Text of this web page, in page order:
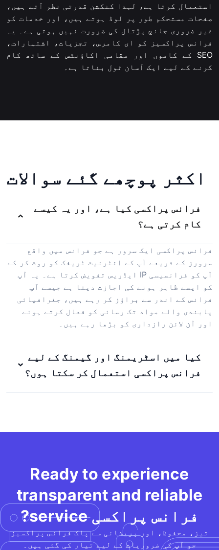
استعمال کرتا ہے، لہذا کنکشن قدرتی نظر آتے ہیں،
صفحات مستحکم طور پر لوڈ ہوتے ہیں، اور خدمات کو
غیر ضروری جانچ پڑتال کی ضرورت نہیں ہوتی ہے۔ یہ
فرانس پراکسیز کو ای کامرس، تجزیات، اشتہارات،
SEO کے کاموں اور مقامی اکاؤنٹس کے ساتھ کام
کرنے کے لیے ایک آسان ٹول بناتا ہے۔
اکثر پوچھے گئے سوالات
فرانس پراکسی کیا ہے، اور یہ کیسے
کام کرتی ہے؟
فرانس پراکسی ایک سرور ہے جو فرانس میں واقع
سرورز کے ذریعے آپ کے انٹرنیٹ ٹریفک کو روٹ کر کے
آپ کو فرانسیسی IP ایڈریس تفویض کرتا ہے۔ یہ آپ
کو ایسے ظاہر ہونے کی اجازت دیتا ہے جیسے آپ
فرانس کے اندر سے براؤز کر رہے ہیں، جغرافیائی
پابندی والے مواد تک رسائی کو فعال کرتے ہوئے
اور آن لائن رازداری کو بڑھا رہے ہیں۔
کیا میں اسٹریمنگ اور گیمنگ کے لیے
فرانس پراکسی استعمال کر سکتا ہوں؟
Ready to experience
transparent and reliable
فرانس پراکسی service?
تیز، محفوظ، اور پریشانی سے پاک فرانس پراکسیز
جو آپ کی ضروریات کے لیے تیار کی گئی ہیں۔